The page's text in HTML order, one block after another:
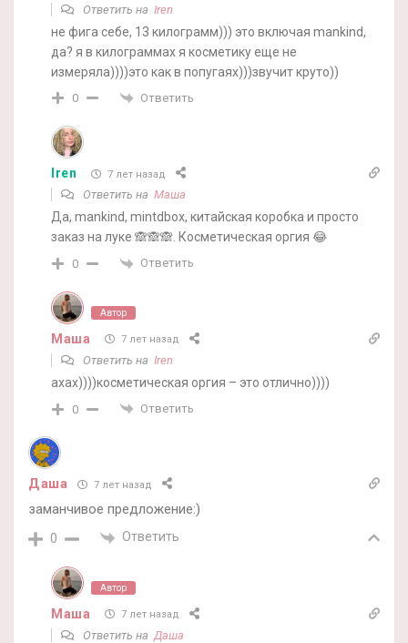
Ответить на Iren
не фига себе, 13 килограмм))) это включая mankind,
да? я в килограммах я косметику еще не
измеряла))))это как в попугаях)))звучит круто))
0 Ответить
Iren 7 лет назад
Ответить на Маша
Да, mankind, mintdbox, китайская коробка и просто
заказ на луке 🙈🙈🙈. Косметическая оргия 😂
0 Ответить
Автор
Маша 7 лет назад
Ответить на Iren
ахах))))косметическая оргия – это отлично))))
0 Ответить
Даша 7 лет назад
заманчивое предложение:)
0 Ответить
Автор
Маша 7 лет назад
Ответить на Даша